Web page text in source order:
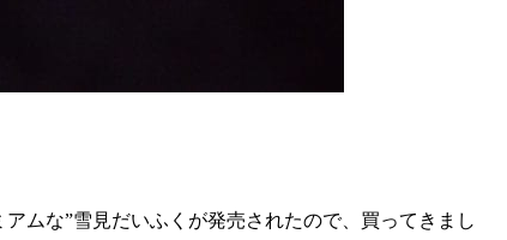
ムな”雪見だいふくが発売されたので、買ってきまし